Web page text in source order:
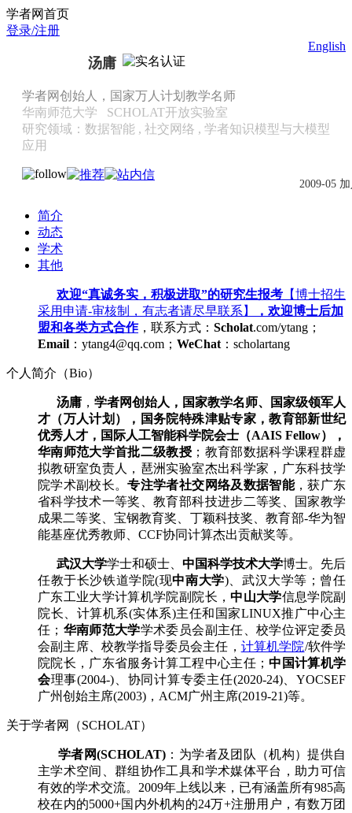
学者网首页
登录/注册
English
汤庸
学者网创始人，国家万人计划教学名师
华南师范大学
SCHOLAT开放实验室
研究领域：数据智能 , 社交网络 , 学者知识模型与大模型
应用
2009-05
简介
动态
学术
其他
欢迎“真诚务实，积极进取”的研究生报考 【博士招生
采用申请-审核制，有志者请尽早联系】
，欢迎博士后加
盟和各类方式合作，联系方式： Scholat.com/ytang；
Email ：ytang4@qq.com； WeChat ：scholartang
个人简介（Bio）
汤庸 ， 学者网创始人，国家教学名师、国家级领军人
才（万人计划），国务院特殊津贴专家，教育部新世纪
优秀人才，国际人工智能科学院会士（AAIS Fellow），
华南师范大学首批二级教授 ；教育部数据科学课程群虚
拟教研室负责人，琶洲实验室杰出科学家，广东科技学
院学术副校长。专注学者社交网络及数据智能，获广东
省科学技术一等奖、教育部科技进步二等奖、国家教学
成果二等奖、宝钢教育奖、丁颖科技奖、教育部-华为智
能基座优秀教师、CCF协同计算杰出贡献奖等。
武汉大学学士和硕士、 中国科学技术大学博士。先后
任教于长沙铁道学院(现中南大学)、武汉大学等；曾任
广东工业大学计算机学院副院长，中山大学信息学院副
院长、计算机系(实体系)主任和国家LINUX推广中心主
任； 华南师范大学学术委员会副主任、校学位评定委员
会副主席、校教学指导委员会主任， 计算机学院/软件学
院院长，广东省服务计算工程中心主任； 中国计算机学
会理事(2004-)、协同计算专委主任(2020-24)、YOCSEF
广州创始主席(2003)，ACM广州主席(2019-21)等。
关于学者网（SCHOLAT）
学者网(SCHOLAT) ：为学者及团队（机构）提供自
主学术空间、群组协作工具和学术媒体平台，助力可信
有效的学术交流。2009年上线以来，已有涵盖所有985高
校在内的5000+国内外机构的24万+注册用户，有数万团